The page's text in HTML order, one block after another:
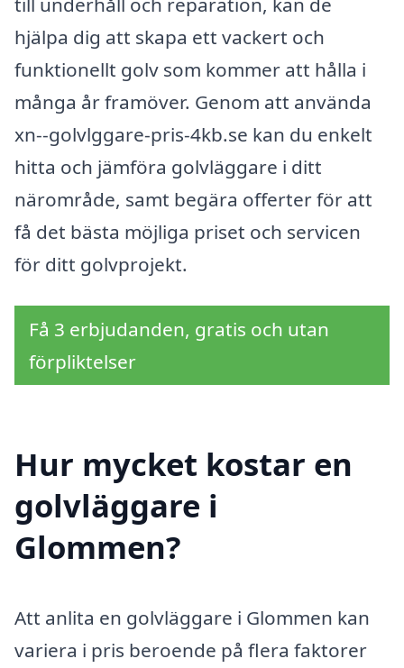
hjälpa dig att skapa ett vackert och
funktionellt golv som kommer att hålla i
många år framöver. Genom att använda
xn--golvlggare-pris-4kb.se kan du enkelt
hitta och jämföra golvläggare i ditt
närområde, samt begära offerter för att
få det bästa möjliga priset och servicen
för ditt golvprojekt.
Få 3 erbjudanden, gratis och utan
förpliktelser
Hur mycket kostar en
golvläggare i
Glommen?
Att anlita en golvläggare i Glommen kan
variera i pris beroende på flera faktorer